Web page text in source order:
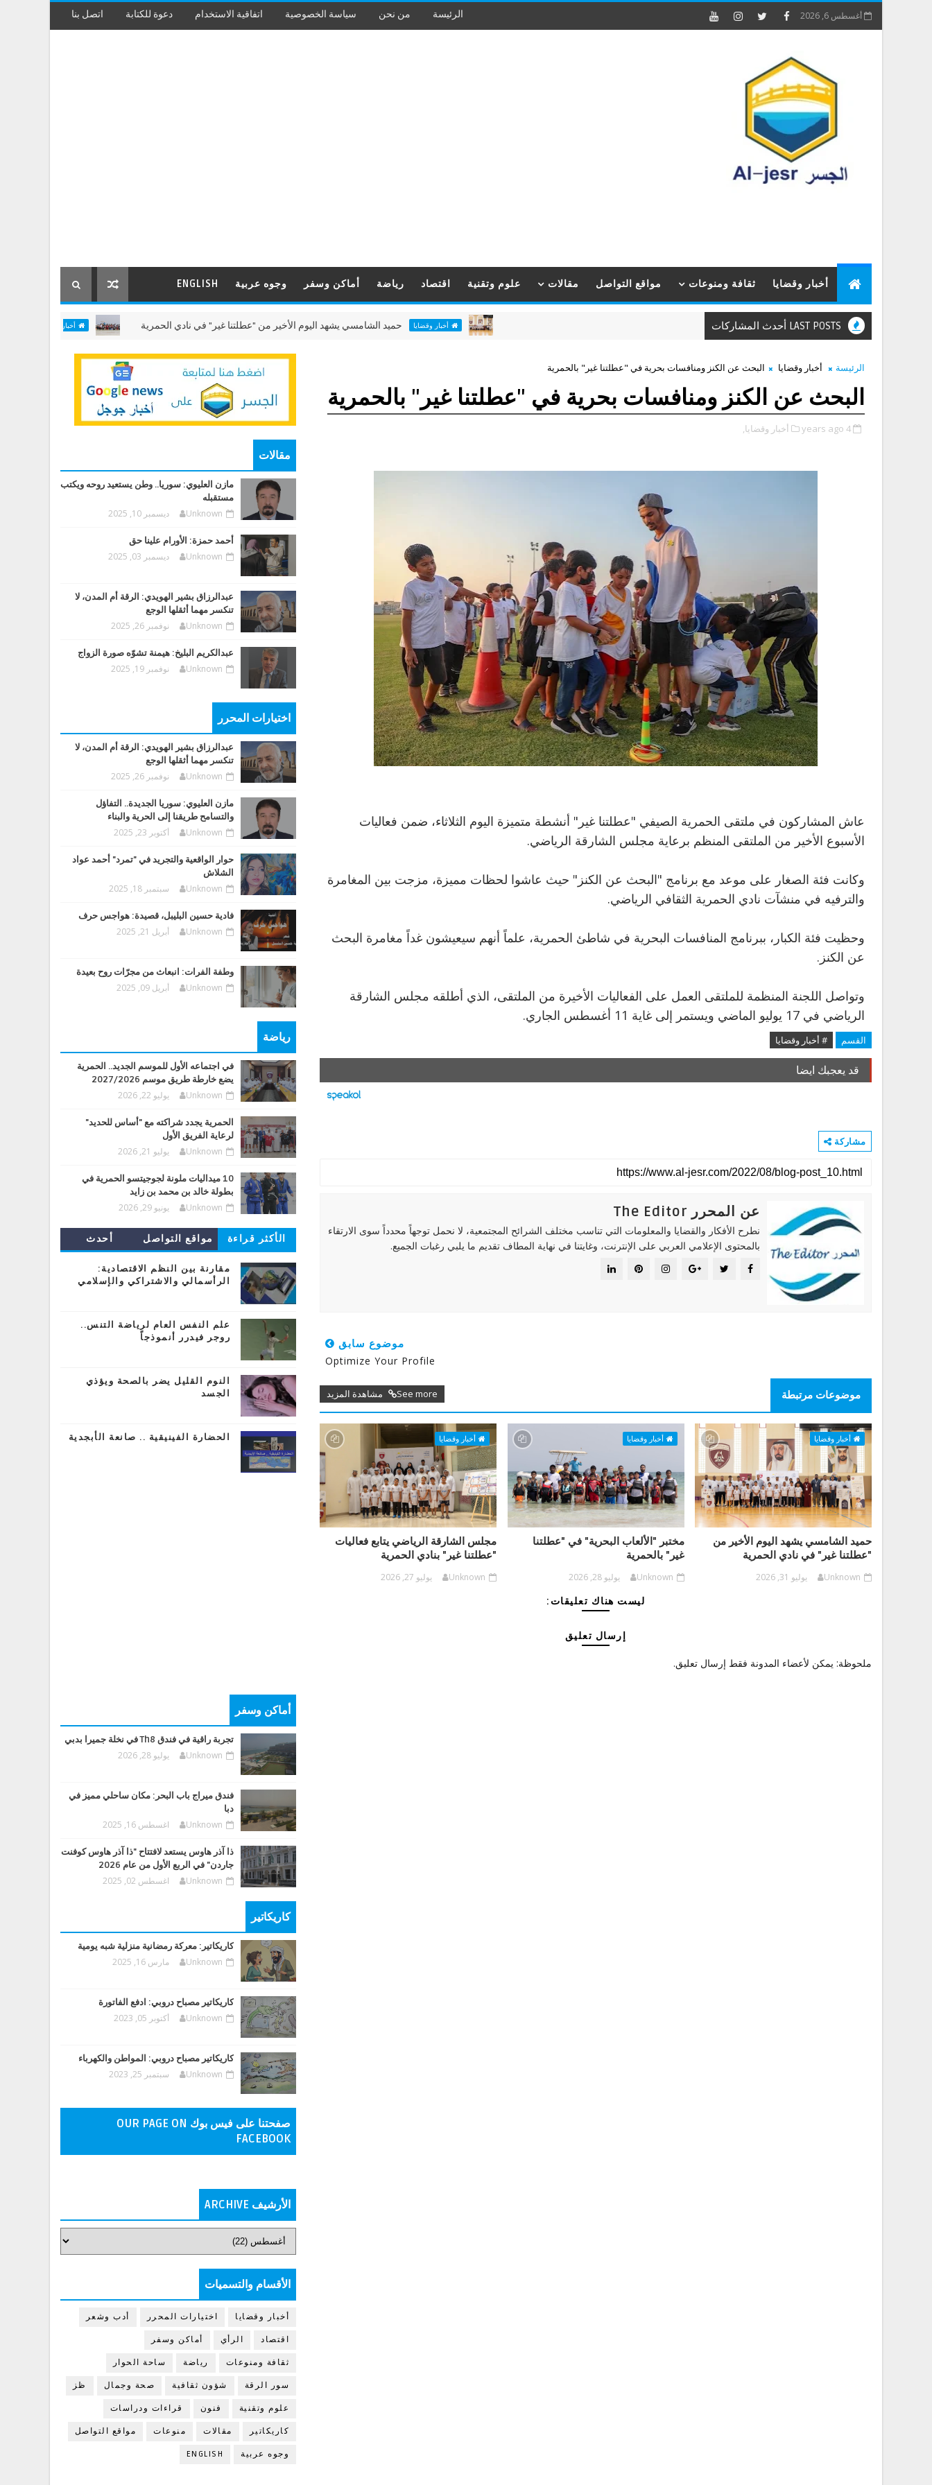
أغسطس 6, 2026 الرئيسة من نحن سياسة الخصوصية اتفاقية الاستخدام دعوة للكتابة اتصل بنا
أخبار وقضايا ثقافة ومنوعات مواقع التواصل مقالات علوم وتقنية اقتصاد رياضة أماكن وسفر وجوه عربية ENGLISH
LAST POSTS أحدث المشاركات أخبار وقضايا حميد الشامسي يشهد اليوم الأخير من "عطلتنا غير" في نادي الحمرية أخبار وقضايا مختبر "الألعاب
الرئيسة أخبار وقضايا البحث عن الكنز ومنافسات بحرية في "عطلتنا غير" بالحمرية
البحث عن الكنز ومنافسات بحرية في "عطلتنا غير" بالحمرية
4 years ago أخبار وقضايا,
عاش المشاركون في ملتقى الحمرية الصيفي "عطلتنا غير" أنشطة متميزة اليوم الثلاثاء، ضمن فعاليات
الأسبوع الأخير من الملتقى المنظم برعاية مجلس الشارقة الرياضي.
وكانت فئة الصغار على موعد مع برنامج "البحث عن الكنز" حيث عاشوا لحظات مميزة، مزجت بين المغامرة
والترفيه في منشآت نادي الحمرية الثقافي الرياضي.
وحظيت فئة الكبار، ببرنامج المنافسات البحرية في شاطئ الحمرية، علماً أنهم سيعيشون غداً مغامرة البحث
عن الكنز.
وتواصل اللجنة المنظمة للملتقى العمل على الفعاليات الأخيرة من الملتقى، الذي أطلقه مجلس الشارقة
الرياضي في 17 يوليو الماضي ويستمر إلى غاية 11 أغسطس الجاري.
القسم # أخبار وقضايا
قد يعجبك ايضا
مشاركة
عن المحرر The Editor
نطرح الأفكار والقضايا والمعلومات التي تناسب مختلف الشرائح المجتمعية، لا نحمل توجهاً محدداً سوى الارتقاء
بالمحتوى الإعلامي العربي على الإنترنت، وغايتنا في نهاية المطاف تقديم ما يلبي رغبات الجميع.
موضوع سابق
Optimize Your Profile
موضوعات مرتبطة See more مشاهدة المزيد
أخبار وقضايا
حميد الشامسي يشهد اليوم الأخير من
"عطلتنا غير" في نادي الحمرية
Unknown يوليو 31, 2026
أخبار وقضايا
مختبر "الألعاب البحرية" في "عطلتنا
غير" بالحمرية
Unknown يوليو 28, 2026
أخبار وقضايا
مجلس الشارقة الرياضي يتابع فعاليات
"عطلتنا غير" بنادي الحمرية
Unknown يوليو 27, 2026
ليست هناك تعليقات:
إرسال تعليق
ملحوظة: يمكن لأعضاء المدونة فقط إرسال تعليق.
مقالات
مازن العليوي: سوريا.. وطن يستعيد روحه ويكتب
مستقبله
Unknown ديسمبر 10, 2025
أحمد حمزة: الأورام علينا حق
Unknown ديسمبر 03, 2025
عبدالرزاق بشير الهويدي: الرقة أم المدن، لا
تنكسر مهما أثقلها الوجع
Unknown نوفمبر 26, 2025
عبدالكريم البليخ: هيمنة تشوّه صورة الزواج
Unknown نوفمبر 19, 2025
اختيارات المحرر
عبدالرزاق بشير الهويدي: الرقة أم المدن، لا
تنكسر مهما أثقلها الوجع
Unknown نوفمبر 26, 2025
مازن العليوي: سوريا الجديدة.. التفاؤل
والتسامح طريقنا إلى الحرية والبناء
Unknown أكتوبر 23, 2025
حوار الواقعية والتجريد في "تمرد" أحمد عواد
الشلاش
Unknown سبتمبر 18, 2025
فادية حسين البليبل، قصيدة: هواجس حرف
Unknown أبريل 21, 2025
وطفة الفرات: انبعاث من مجرّات روح بعيدة
Unknown أبريل 09, 2025
رياضة
في اجتماعه الأول للموسم الجديد.. الحمرية
يضع خارطة طريق موسم 2027/2026
Unknown يوليو 22, 2026
الحمرية يجدد شراكته مع "أساس للحديد"
لرعاية الفريق الأول
Unknown يوليو 21, 2026
10 ميداليات ملونة لجوجيتسو الحمرية في
بطولة خالد بن محمد بن زايد
Unknown يونيو 29, 2026
الأكثر قراءة مواقع التواصل
أحدث
مقارنة بين النظم الاقتصادية:
الرأسمالي والاشتراكي والإسلامي
علم النفس العام لرياضة التنس..
روجر فيدرر أنموذجاً
النوم القليل يضر بالصحة ويؤذي
الجسد
الحضارة الفينيقية .. صانعة الأبجدية
أماكن وسفر
تجربة راقية في فندق Th8 في نخلة جميرا بدبي
Unknown يوليو 28, 2026
فندق ميراج باب البحر: مكان ساحلي مميز في
دبا
Unknown اغسطس 16, 2025
ذا آذر هاوس يستعد لافتتاح "ذا آذر هاوس كوفنت
جاردن" في الربع الأول من عام 2026
Unknown اغسطس 02, 2025
كاريكاتير
كاريكاتير: معركة رمضانية منزلية شبه يومية
Unknown مارس 16, 2025
كاريكاتير مصباح دروبي: ادفع الفاتورة
Unknown أكتوبر 05, 2023
كاريكاتير مصباح دروبي: المواطن والكهرباء
Unknown سبتمبر 25, 2023
صفحتنا على فيس بوك OUR PAGE ON
FACEBOOK
الأرشيف ARCHIVE
الأقسام والتسميات
أخبار وقضايا اختيارات المحرر أدب وشعر
اقتصاد الرأي أماكن وسفر
ثقافة ومنوعات رياضة ساحة الحوار
سور الرقة شؤون ثقافية صحة وجمال ظز
علوم وتقنية فنون قراءات ودراسات
كاريكاتير مقالات منوعات مواقع التواصل
وجوه عربية ENGLISH